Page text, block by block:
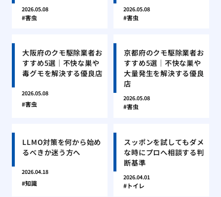
2026.05.08
害虫
2026.05.08
害虫
大阪府のクモ駆除業者お
すすめ5選｜不快な巣や
毒グモを解決する優良店
2026.05.08
害虫
京都府のクモ駆除業者お
すすめ5選｜不快な巣や
大量発生を解決する優良
店
2026.05.08
害虫
LLMO対策を何から始め
るべきか迷う方へ
2026.04.18
知識
スッポンを試してもダメ
な時にプロへ相談する判
断基準
2026.04.01
トイレ